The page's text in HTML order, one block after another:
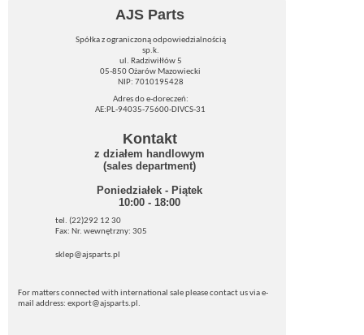
AJS Parts
Spółka z ograniczoną odpowiedzialnością
sp.k.
ul. Radziwiłłów 5
05-850 Ożarów Mazowiecki
NIP: 7010195428
Adres do e-doreczeń:
AE:PL-94035-75600-DIVCS-31
Kontakt
z działem handlowym
(sales department)
Poniedziałek - Piątek
10:00 - 18:00
tel. (22)292 12 30
Fax: Nr. wewnętrzny: 305
sklep@ajsparts.pl
For matters connected with international sale please contact us via e-
mail address: export@ajsparts.pl.